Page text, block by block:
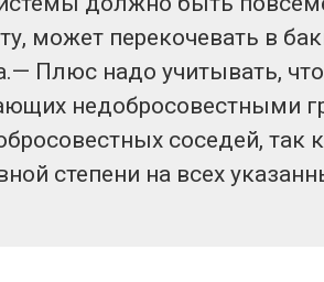
может перекочевать в
Плюс надо учитывать, что
недобросовестными
соседей, так
степени на всех